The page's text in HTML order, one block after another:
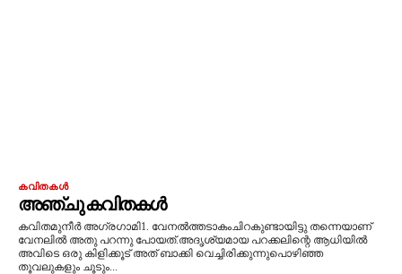
കവിതകൾ
അഞ്ചു കവിതകൾ
കവിതമുനീർ അഗ്രഗാമി1. വേനൽത്തടാകംചിറകുണ്ടായിട്ടു തന്നെയാണ്
വേനലിൽ അതു പറന്നു പോയത്.അദൃശ്യമായ പറക്കലിന്റെ ആധിയിൽ
അവിടെ ഒരു കിളിക്കൂട് അത് ബാക്കി വെച്ചിരിക്കുന്നുപൊഴിഞ്ഞ
തൂവലുകളും ചൂടും...